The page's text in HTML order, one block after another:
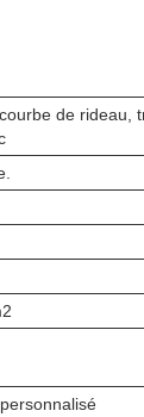
de rideau,